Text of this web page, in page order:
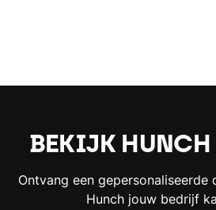
BEKIJK
Ontvang een gepersonaliseerde
Hunch jouw bedrijf